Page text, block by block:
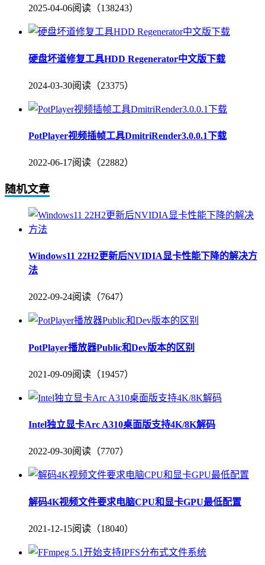
2025-04-06阅读（138243）
硬盘坏道修复工具HDD Regenerator中文版下载
2024-03-30阅读（23375）
PotPlayer视频插帧工具DmitriRender3.0.0.1下载
2022-06-17阅读（22882）
随机文章
Windows11 22H2更新后NVIDIA显卡性能下降的解决方
法
2022-09-24阅读（7647）
PotPlayer播放器Public和Dev版本的区别
2021-09-09阅读（19457）
Intel独立显卡Arc A310桌面版支持4K/8K解码
2022-09-30阅读（7707）
解码4K视频文件要求电脑CPU和显卡GPU最低配置
2021-12-15阅读（18040）